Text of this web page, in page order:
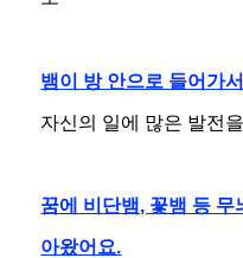
뱀이 방 안으로 들어가
자신의 일에 많은 발전
꿈에 비단뱀, 꽃뱀 등
아왔어요.